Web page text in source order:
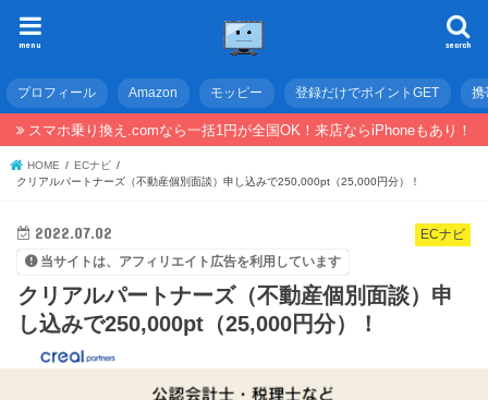
search
menu
プロフィール Amazon モッピー 登録だけでポイントGET 携
スマホ乗り換え.comなら一括1円が全国OK！来店ならiPhoneもあり！
HOME
ECナビ
クリアルパートナーズ（不動産個別面談）申し込みで250,000pt（25,000円分）！
ECナビ
2022.07.02
当サイトは、アフィリエイト広告を利用しています
クリアルパートナーズ（不動産個別面談）申
し込みで250,000pt（25,000円分）！